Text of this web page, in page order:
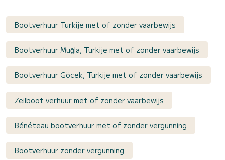
Bootverhuur Turkije met of zonder vaarbewijs
Bootverhuur Muğla, Turkije met of zonder vaarbewijs
Bootverhuur Göcek, Turkije met of zonder vaarbewijs
Zeilboot verhuur met of zonder vaarbewijs
Bénéteau bootverhuur met of zonder vergunning
Bootverhuur zonder vergunning